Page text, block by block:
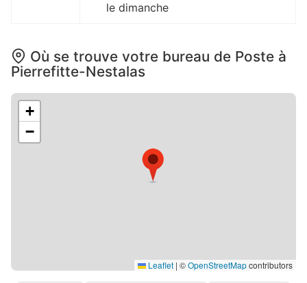
le dimanche
Où se trouve votre bureau de Poste à
Pierrefitte-Nestalas
+
−
Leaflet | ©OpenStreetMapcontributors